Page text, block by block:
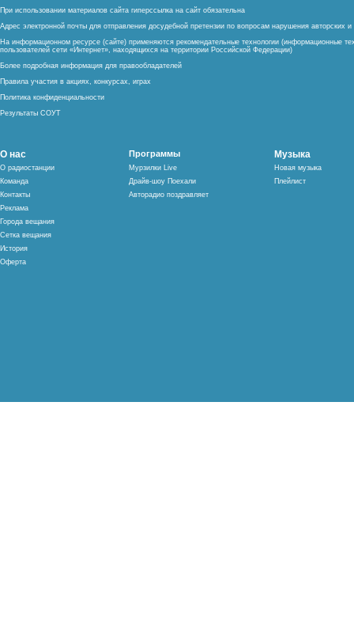
При использовании материалов сайта гиперссылка на сайт обязательна
Адрес электронной почты для отправления досудебной претензии по вопросам нарушения авторских
На информационном ресурсе (сайте) применяются рекомендательные технологии (информационные
пользователей сети «Интернет», находящихся на территории Российской Федерации)
Более подробная информация для правообладателей
Правила участия в акциях, конкурсах, играх
Политика конфиденциальности
Результаты СОУТ
О нас
О радиостанции
Команда
Контакты
Реклама
Города вещания
Сетка вещания
История
Оферта
Программы
Мурзилки Live
Драйв-шоу Поехали
Авторадио поздравляет
Музыка
Новая музыка
Плейлист